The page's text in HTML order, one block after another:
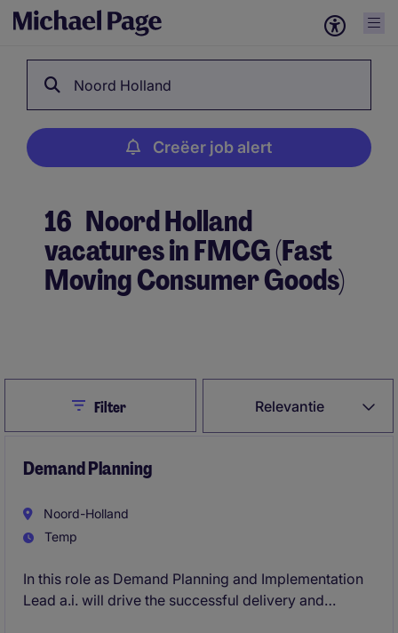
Noord Holland
Creëer job alert
16 Noord Holland
vacatures in FMCG (Fast
Moving Consumer Goods)
Relevantie
CloseFilter
Demand Planning
Noord-Holland
Temp
In this role as Demand Planning and Implementation
Lead a.i. will drive the successful delivery and